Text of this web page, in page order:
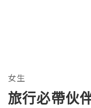
女生
旅行必帶伙